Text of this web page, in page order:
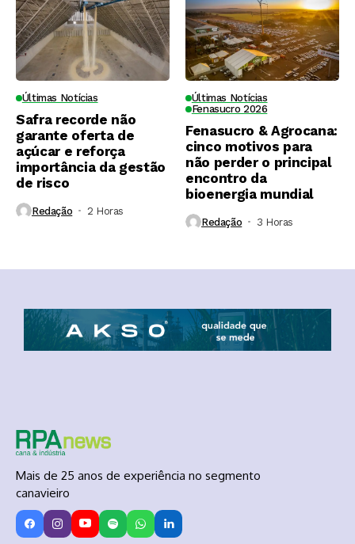
Últimas Notícias
Safra recorde não
garante oferta de
açúcar e reforça
importância da gestão
de risco
Redação 2 Horas ⁮
Últimas Notícias
Fenasucro 2026
Fenasucro & Agrocana:
cinco motivos para
não perder o principal
encontro da
bioenergia mundial
Redação 3 Horas ⁮
Mais de 25 anos de experiência no segmento
canavieiro